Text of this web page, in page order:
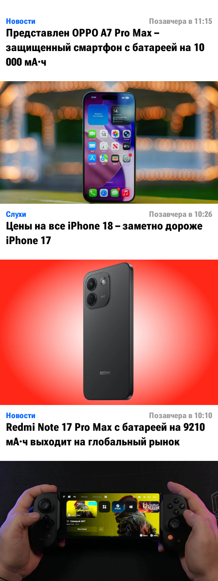
Новости Позавчера в 11:15
Представлен OPPO A7 Pro Max –
защищенный смартфон с батареей на 10
000 мА·ч
Слухи Позавчера в 10:26
Цены на все iPhone 18 – заметно дороже
iPhone 17
Новости Позавчера в 10:10
Redmi Note 17 Pro Max с батареей на 9210
мА·ч выходит на глобальный рынок